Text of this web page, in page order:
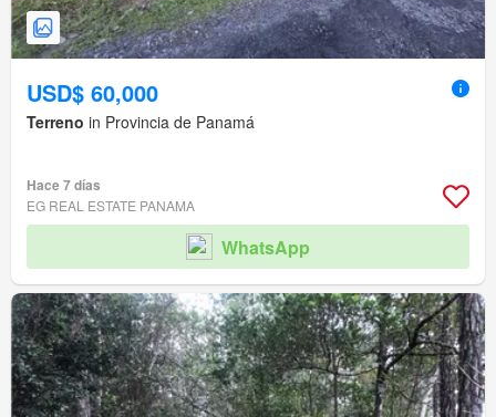
USD$ 60,000
Terreno in Provincia de Panamá
Hace 7 días
EG REAL ESTATE PANAMA
WhatsApp